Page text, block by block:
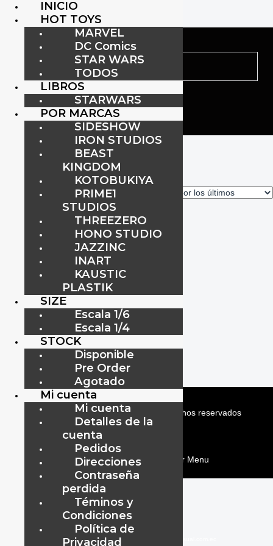
/ Productos etiquetados “darknight”
darknight
Mostrando el único resultado
The Joker (Bank Robber
Version) Sixth Scale Figure by
385.00
Añadir al carrito
www.audiovisual.com.ec
ViipToys 2019-2026 Todos los Derechos reservados
ViipToys©2019-2026
INICIO
HOT TOYS
MARVEL
DC Comics
STAR WARS
TODOS
LIBROS
STARWARS
POR MARCAS
SIDESHOW
IRON STUDIOS
BEAST
KINGDOM
KOTOBUKIYA
PRIME1
STUDIOS
THREEZERO
HONO STUDIO
JAZZINC
INART
KAUSTIC
PLASTIK
SIZE
Escala 1/6
Escala 1/4
STOCK
Disponible
Pre Order
Agotado
Mi cuenta
Mi cuenta
Detalles de la
cuenta
Pedidos
Direcciones
Contraseña
perdida
Téminos y
Condiciones
Política de
Privacidad